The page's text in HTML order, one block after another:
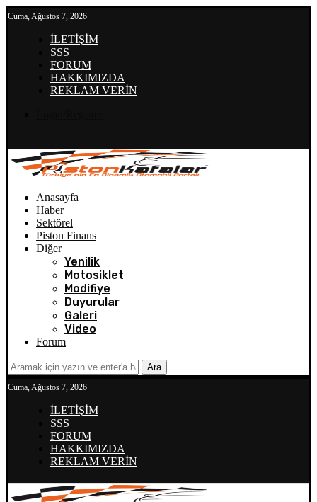
Cuma, Ağustos 7, 2026
İLETİŞİM
SSS
FORUM
HAKKIMIZDA
REKLAM VERİN
Anasayfa
Haber
Sektörel
Piston Finans
Diğer
Yenilik
Motosiklet
Modifiye
Duyurular
Galeri
Video
Forum
Ara
Cuma, Ağustos 7, 2026
İLETİŞİM
SSS
FORUM
HAKKIMIZDA
REKLAM VERİN